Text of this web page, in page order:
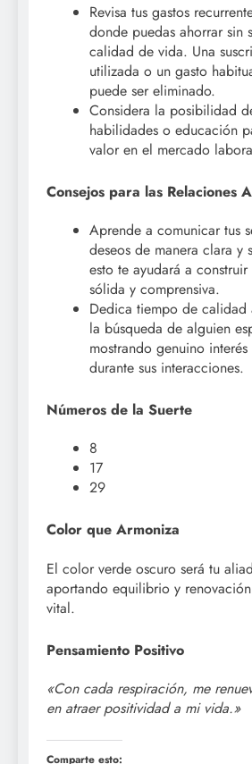
Revisa tus gastos
donde puedas ahorrar sin
calidad de vida. Una
utilizada o un gasto
puede ser eliminado.
Considera la posibilidad
habilidades o educación
valor en el mercado
Consejos para las Relaciones
Aprende a comunicar tus
deseos de manera clara y
esto te ayudará a
sólida y comprensiva.
Dedica tiempo de
la búsqueda de alguien
mostrando genuino
durante sus interacciones.
Números de la Suerte
8
17
29
Color que Armoniza
El color verde oscuro será tu
aportando equilibrio y
vital.
Pensamiento Positivo
«Con cada respiración, me
en atraer positividad a mi vida.»
Comparte esto: